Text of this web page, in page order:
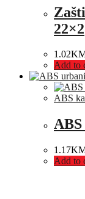
22×2
1.02
Add to
ABS
1.17
Add to